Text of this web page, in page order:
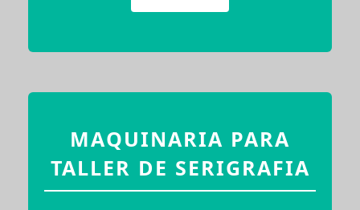
MAQUINARIA PARA
TALLER DE SERIGRAFIA